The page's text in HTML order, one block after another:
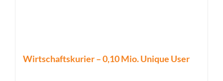
Wirtschaftskurier – 0,10 Mio. Unique User